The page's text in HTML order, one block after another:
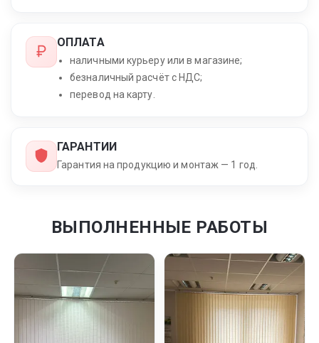
ОПЛАТА
наличными курьеру или в магазине;
безналичный расчёт с НДС;
перевод на карту.
ГАРАНТИИ
Гарантия на продукцию и монтаж — 1 год.
ВЫПОЛНЕННЫЕ РАБОТЫ